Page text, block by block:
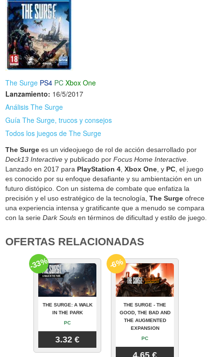
The Surge PS4 PC Xbox One
Lanzamiento: 16/5/2017
Análisis The Surge
Guía The Surge, trucos y consejos
Todos los juegos de The Surge
The Surge es un videojuego de rol de acción desarrollado por
Deck13 Interactive y publicado porFocus Home Interactive
Lanzado en 2017 para PlayStation 4 ,Xbox One , y PC , el juego
es conocido por su enfoque desafiante y su ambientación en un
futuro distópico. Con un sistema de combate que enfatiza la
precisión y el uso estratégico de la tecnología,The Surge ofrece
una experiencia intensa y gratificante que a menudo se compara
con la serieDark Souls en términos de dificultad y estilo de juego.
OFERTAS RELACIONADAS
THE SURGE: A WALK
IN THE PARK
PC
3.32 €
-33%
THE SURGE - THE
GOOD, THE BAD AND
THE AUGMENTED
EXPANSION
PC
4.65 €
-6%